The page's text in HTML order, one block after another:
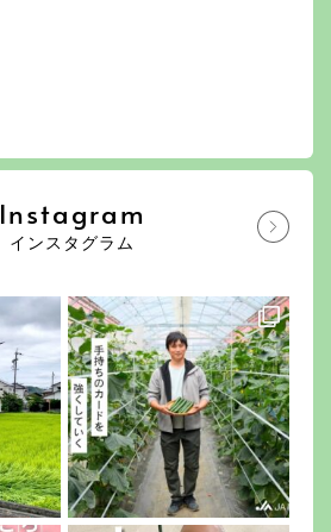
Instagram
インスタグラム